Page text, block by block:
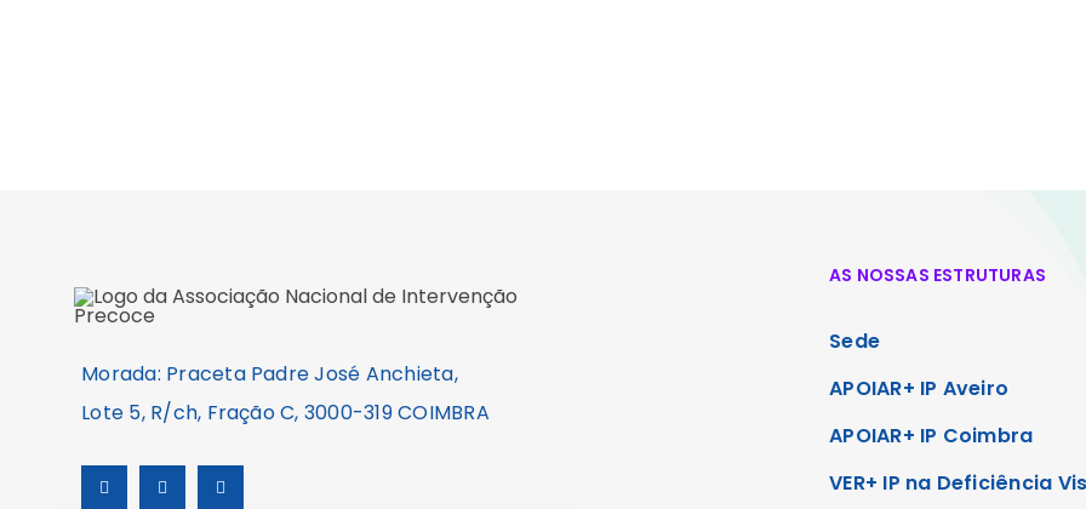
Morada: Praceta Padre José Anchieta,
Lote 5, R/ch, Fração C, 3000-319 COIMBRA
AS NOSSAS ESTRUTURAS
Sede
APOIAR+ IP Aveiro
APOIAR+ IP Coimbra
VER+ IP na Deficiência